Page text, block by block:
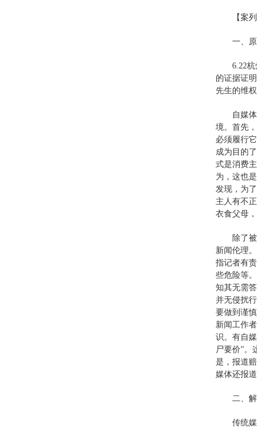
【案
一、
6.22
的证据证
先生的维
自媒
境。首先
必须履行
成为目的
式是消费
为，这也
发现，为
主人有不
衣食父母
除了
新闻伦理
指记者有
些危险等
知其无需
并无侵扰
要做到谨
新闻工作
识。有自
尸要价”。
是，报道
媒体还报
二、
传统